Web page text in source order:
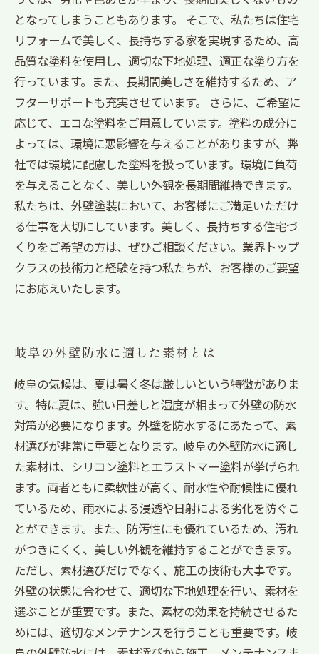
となってしまうこともあります。 そこで、私たちは住宅
リフォームで美しく、長持ちする家を実現するため、高
品質な塗料を使用し、適切な下地処理、適正な塗り方を
行っています。また、長期間美しさを維持するため、ア
フターサポートも充実させています。 さらに、ご希望に
応じて、エコな塗料をご用意しています。塗料の成分に
よっては、環境に悪影響を与えることがありますが、弊
社では環境に配慮した塗料を扱っています。環境に負荷
を与えることなく、美しい外観を長期間維持できます。
私たちは、外壁塗装において、お客様にご満足いただけ
る仕事を大切にしています。美しく、長持ちする住宅づ
くりをご希望の方は、ぜひご相談ください。業界トップ
クラスの技術力と経験を持つ私たちが、お客様のご要望
にお応えいたします。
岐阜の外壁防水に適した素材とは
岐阜の気候は、夏は暑く冬は厳しいという特徴がありま
す。特に夏は、強い日差しと湿度が相まって外壁の防水
対策が必要になります。外壁を防水するにあたって、素
材選びが非常に重要となります。岐阜の外壁防水に適し
た素材は、シリコン塗料とエラストマー塗料が挙げられ
ます。両者ともに柔軟性が高く、耐水性や耐候性に優れ
ているため、雨水による浸透や日射による劣化を防ぐこ
とができます。また、防汚性にも優れているため、汚れ
がつきにくく、美しい外観を維持することができます。
ただし、素材選びだけでなく、施工の技術も大事です。
外壁の状態に合わせて、適切な下地処理を行い、素材を
選ぶことが重要です。また、素材の効果を持続させるた
めには、適切なメンテナンスを行うことも重要です。岐